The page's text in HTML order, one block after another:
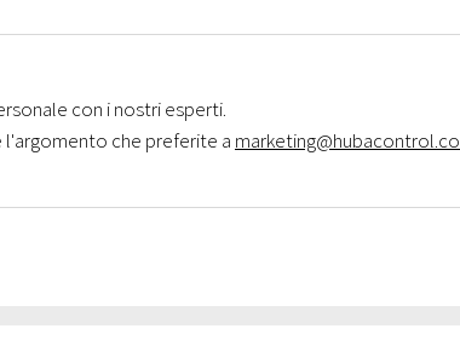
con i nostri esperti.
l'argomento che preferite a